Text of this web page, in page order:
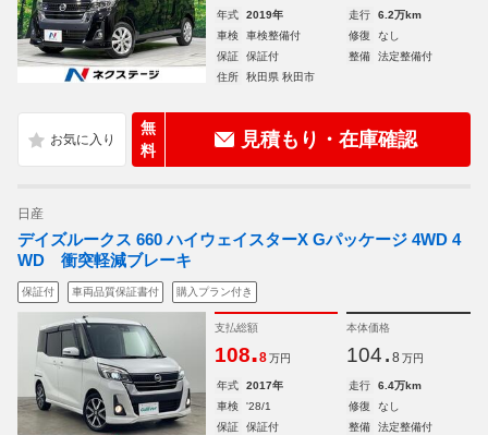
年式 2019年 走行
6.2万km
車検
車検整備付 修復
なし
保証
保証付 整備
法定整備付
住所
秋田県 秋田市
無
料
見積もり・在庫確認
日産
デイズルークス 660 ハイウェイスターX Gパッケージ 4WD 4
WD 衝突軽減ブレーキ
保証付 車両品質保証書付 購入プラン付き
支払総額
108.8 万円
本体価格
104. 8 万円
年式 2017年 走行
6.4万km
車検
'28/1 修復
なし
保証
保証付 整備
法定整備付